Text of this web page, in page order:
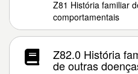
Z81 História familiar
comportamentais
Z82.0 História
de outras